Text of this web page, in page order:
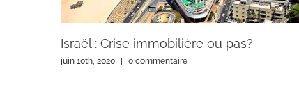
Israël : Crise immobilière ou pas?
juin 10th, 2020 | 0 commentaire